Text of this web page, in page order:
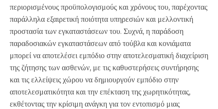
περιορισμένους προϋπολογισμούς και χρόνους του, παρέχοντας
παράλληλα εξαιρετική ποιότητα υπηρεσιών και μελλοντική
προστασία των εγκαταστάσεων του. Συχνά, η παράδοση
παραδοσιακών εγκαταστάσεων από τούβλα και κονιάματα
μπορεί να αποτελέσει εμπόδιο στην αποτελεσματική διαχείριση
της ζήτησης των ασθενών, με τις καθυστερήσεις συντήρησης
και τις ελλείψεις χώρου να δημιουργούν εμπόδιο στην
αποτελεσματικότητα και την επέκταση της χωρητικότητας,
εκθέτοντας την κρίσιμη ανάγκη για τον εντοπισμό μιας